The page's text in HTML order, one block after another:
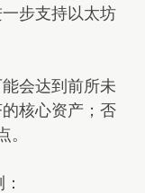
步支持以太坊
会达到前所未
核心资产；否